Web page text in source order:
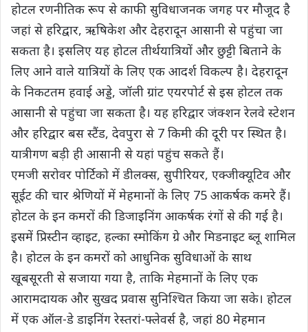
होटल रणनीतिक रूप से काफी सुविधाजनक जगह पर मौजूद है
जहां से हरिद्वार, ऋषिकेश और देहरादून आसानी से पहुंचा जा
सकता है। इसलिए यह होटल तीर्थयात्रियों और छुट्टी बिताने के
लिए आने वाले यात्रियों के लिए एक आदर्श विकल्प है। देहरादून
के निकटतम हवाई अड्डे, जॉली ग्रांट एयरपोर्ट से इस होटल तक
आसानी से पहुंचा जा सकता है। यह हरिद्वार जंक्शन रेलवे स्टेशन
और हरिद्वार बस स्टैंड, देवपुरा से 7 किमी की दूरी पर स्थित है।
यात्रीगण बड़ी ही आसानी से यहां पहुंच सकते हैं।
एमजी सरोवर पोर्टिको में डीलक्स, सुपीरियर, एक्‍जीक्यूटिव और
सूईट की चार श्रेणियों में मेहमानों के लिए 75 आकर्षक कमरे हैं।
होटल के इन कमरों की डिजाइनिंग आकर्षक रंगों से की गई है।
इसमें प्रिस्टीन व्‍हाइट, हल्का स्‍मोकिंग ग्रे और मिडनाइट ब्लू शामिल
है। होटल के इन कमरों को आधुनिक सुविधाओं के साथ
खूबसूरती से सजाया गया है, ताकि मेहमानों के लिए एक
आरामदायक और सुखद प्रवास सुनिश्चित किया जा सके। होटल
में एक ऑल-डे डाइनिंग रेस्तरां-फ्लेवर्स है, जहां 80 मेहमान